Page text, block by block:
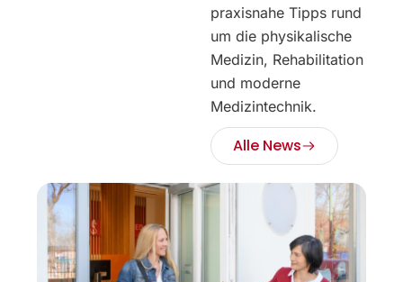
praxisnahe Tipps rund
um die physikalische
Medizin, Rehabilitation
und moderne
Medizintechnik.
Alle News